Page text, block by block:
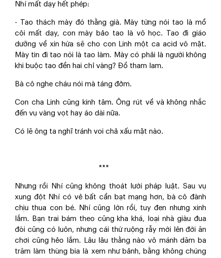
Nhí mất dạy hết phép:
- Tao thách mày đó thằng già. Mày từng nói tao là mồ
côi mất dạy, con mày bảo tao là vô học. Tao đi giáo
dưỡng về xin hứa sẽ cho con Linh một ca acid vô mặt.
Mày tin đi tao nói là tao làm. Mày có phải là người không
khi buộc tao đền hai chỉ vàng? Đồ tham lam.
Bà cô nghe cháu nói mà táng đởm.
Con cha Linh cũng kinh tâm. Ông rút về và không nhắc
đến vụ vàng vọt hay áo dài nữa.
Có lẽ ông ta nghĩ tránh voi chả xấu mặt nào.
***
Nhưng rồi Nhí cũng không thoát lưới pháp luật. Sau vụ
xung đột Nhí có vẻ bất cần bạt mạng hơn, bà cô đành
chịu thua con bé. Nhí cũng lớn rồi, tuy đen nhưng xinh
lắm. Bạn trai bám theo cũng kha khá, loại nhà giàu đua
đòi cũng có luôn, nhưng cái thứ ruộng rẫy mới lên đời ăn
chơi cũng hẻo lắm. Lâu lâu thằng nào vô mánh dăm ba
trăm làm thùng bia là xem như bảnh, bằng không chúng